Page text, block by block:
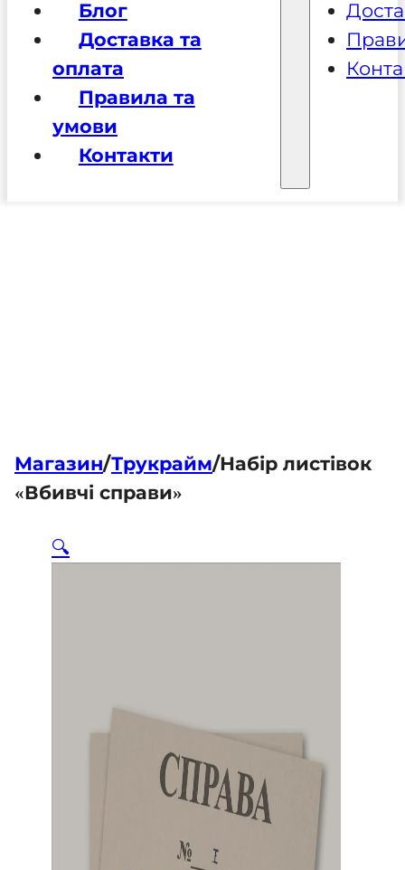
Блог
Доставка та
оплата
Правила та
умови
Контакти
Магазин/Трукрайм/Набір листівок
«Вбивчі справи»
🔍